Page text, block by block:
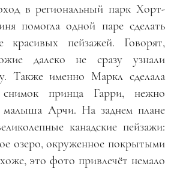
в региональный парк Хорт-
помогла одной паре сделать
пейзажей. Говорят,
далеко не сразу узнали
Также именно Маркл сделала
снимок принца Гарри, нежно
Арчи. На заднем плане
канадские пейзажи:
озеро, окруженное покрытыми
это фото привлечёт немало